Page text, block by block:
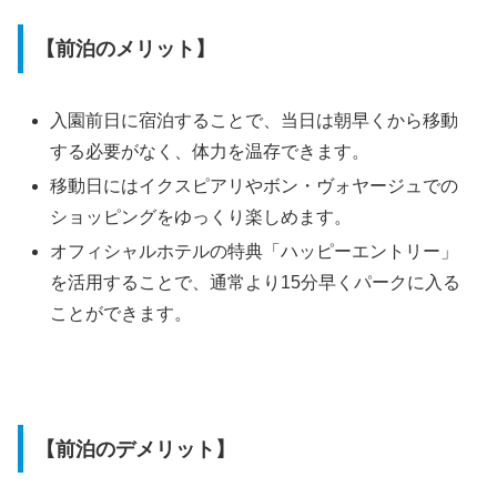
【前泊のメリット】
入園前日に宿泊することで、当日は朝早くから移動
する必要がなく、体力を温存できます。
移動日にはイクスピアリやボン・ヴォヤージュでの
ショッピングをゆっくり楽しめます。
オフィシャルホテルの特典「ハッピーエントリー」
を活用することで、通常より15分早くパークに入る
ことができます。
【前泊のデメリット】